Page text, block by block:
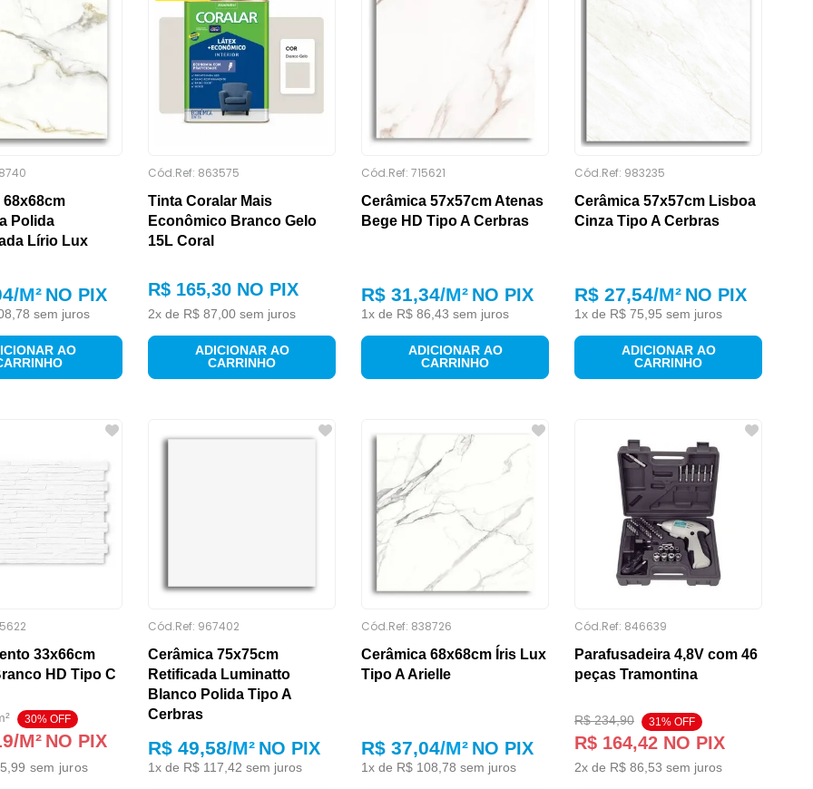
68x68cm
Polida
Lírio Lux
/M² NO PIX
78 sem juros
AO
Cód.Ref: 863575
Tinta Coralar Mais
Econômico Branco Gelo
15L Coral
R$ 165,30 NO PIX
2x de R$ 87 00 sem juros
ADICIONAR AO
CARRINHO
Cód.Ref: 715621
Cerâmica 57x57cm Atenas
Bege HD Tipo A Cerbras
R$ 31,34/M² NO PIX
1x de R$ 86 43 sem juros
ADICIONAR AO
CARRINHO
Cód.Ref: 983235
Cerâmica 57x57cm Lisboa
Cinza Tipo A Cerbras
R$ 27,54/M² NO PIX
1x de R$ 75 95 sem juros
ADICIONAR AO
CARRINHO
33x66cm
HD Tipo C
30% OFF
/M² NO PIX
sem juros
Cód.Ref: 967402
Cerâmica 75x75cm
Retificada Luminatto
Blanco Polida Tipo A
Cerbras
R$ 49,58/M² NO PIX
1x de R$ 117 42 sem juros
Cód.Ref: 838726
Cerâmica 68x68cm Íris Lux
Tipo A Arielle
R$ 37,04/M² NO PIX
1x de R$ 108 78 sem juros
Cód.Ref: 846639
Parafusadeira 4,8V com 46
peças Tramontina
R$ 234,90 31% OFF
R$ 164,42 NO PIX
2x de R$ 86 53 sem juros